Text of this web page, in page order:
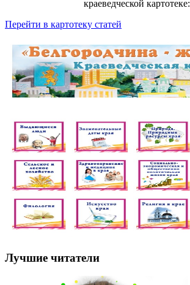
краеведческой картотеке:
Перейти в картотеку статей
Лучшие читатели